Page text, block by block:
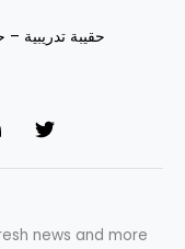
حقيبة تدريبية –
news and more!